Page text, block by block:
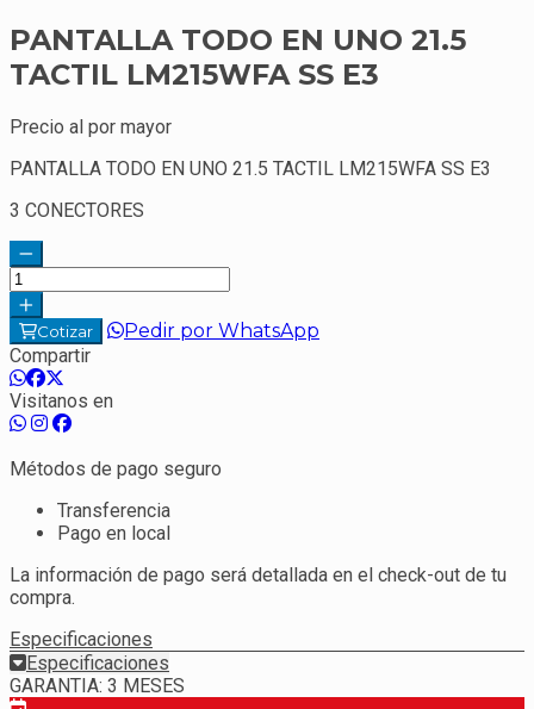
PANTALLA TODO EN UNO 21.5
TACTIL LM215WFA SS E3
Precio al por mayor
PANTALLA TODO EN UNO 21.5 TACTIL LM215WFA SS E3
3 CONECTORES
Cotizar
Pedir por WhatsApp
Compartir
Visitanos en
Métodos de pago seguro
Transferencia
Pago en local
La información de pago será detallada en el check-out de tu
compra.
Especificaciones
Especificaciones
GARANTIA: 3 MESES